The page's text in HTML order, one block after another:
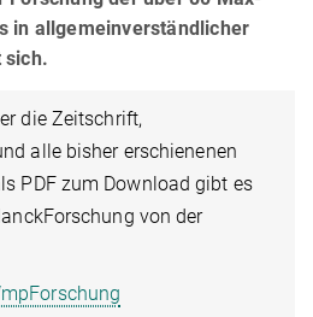
in allgemeinverständlicher
sich.
die Zeitschrift,
alle bisher erschienenen
PDF zum Download gibt es
von der